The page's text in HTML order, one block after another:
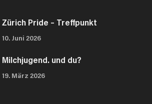
Zürich Pride – Treffpunkt
10. Juni 2026
Milchjugend. und du?
19. März 2026